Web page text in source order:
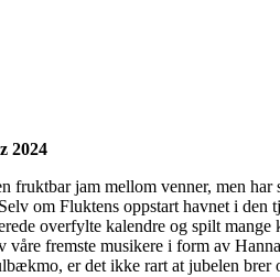
2024
fruktbar jam mellom venner, men
om Fluktens oppstart havnet i den
overfylte kalendre og spilt
våre fremste musikere i form av
er det ikke rart at jubelen brer